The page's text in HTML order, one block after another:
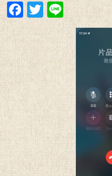
Facebook
Twitter
Line